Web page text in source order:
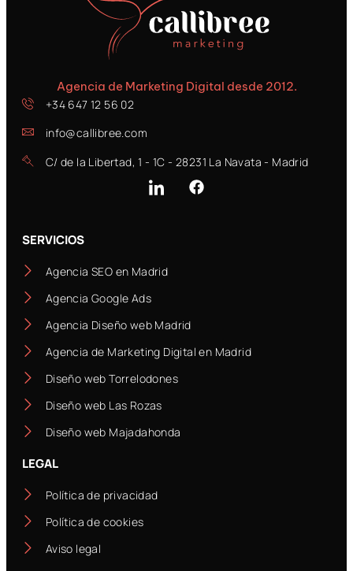
Agencia de Marketing Digital desde 2012.
+34 647 12 56 02
info@callibree.com
C/ de la Libertad, 1 - 1C - 28231 La Navata - Madrid
SERVICIOS
Agencia SEO en Madrid
Agencia Google Ads
Agencia Diseño web Madrid
Agencia de Marketing Digital en Madrid
Diseño web Torrelodones
Diseño web Las Rozas
Diseño web Majadahonda
LEGAL
Política de privacidad
Política de cookies
Aviso legal